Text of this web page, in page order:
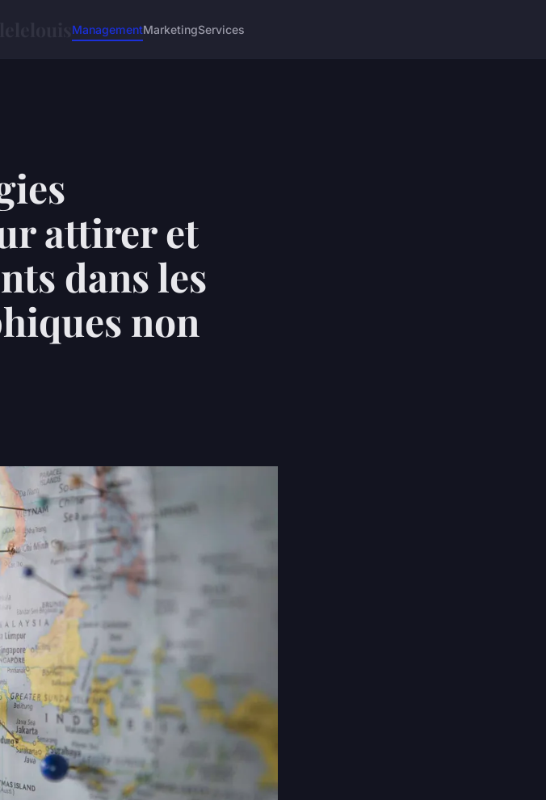
ManagementMarketingServices
attirer et
dans les
non